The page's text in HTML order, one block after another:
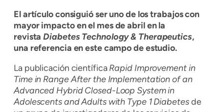
El artículo consiguió ser uno de los trabajos con
mayor impacto en el mes de abril en la
revistaDiabetes Technology & Therapeutics,
una referencia en este campo de estudio.
La publicación científicaRapid Improvement in
Time in Range After the Implementation of an
Advanced Hybrid Closed-Loop System in
Adolescents and Adults with Type 1 Diabetesde